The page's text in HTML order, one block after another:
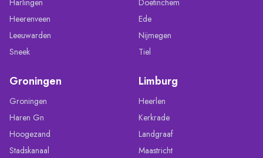
Heerenveen
Leeuwarden
Sneek
Ede
Nijmegen
Tiel
Groningen
Groningen
Haren Gn
Hoogezand
Stadskanaal
Limburg
Heerlen
Kerkrade
Landgraaf
Maastricht